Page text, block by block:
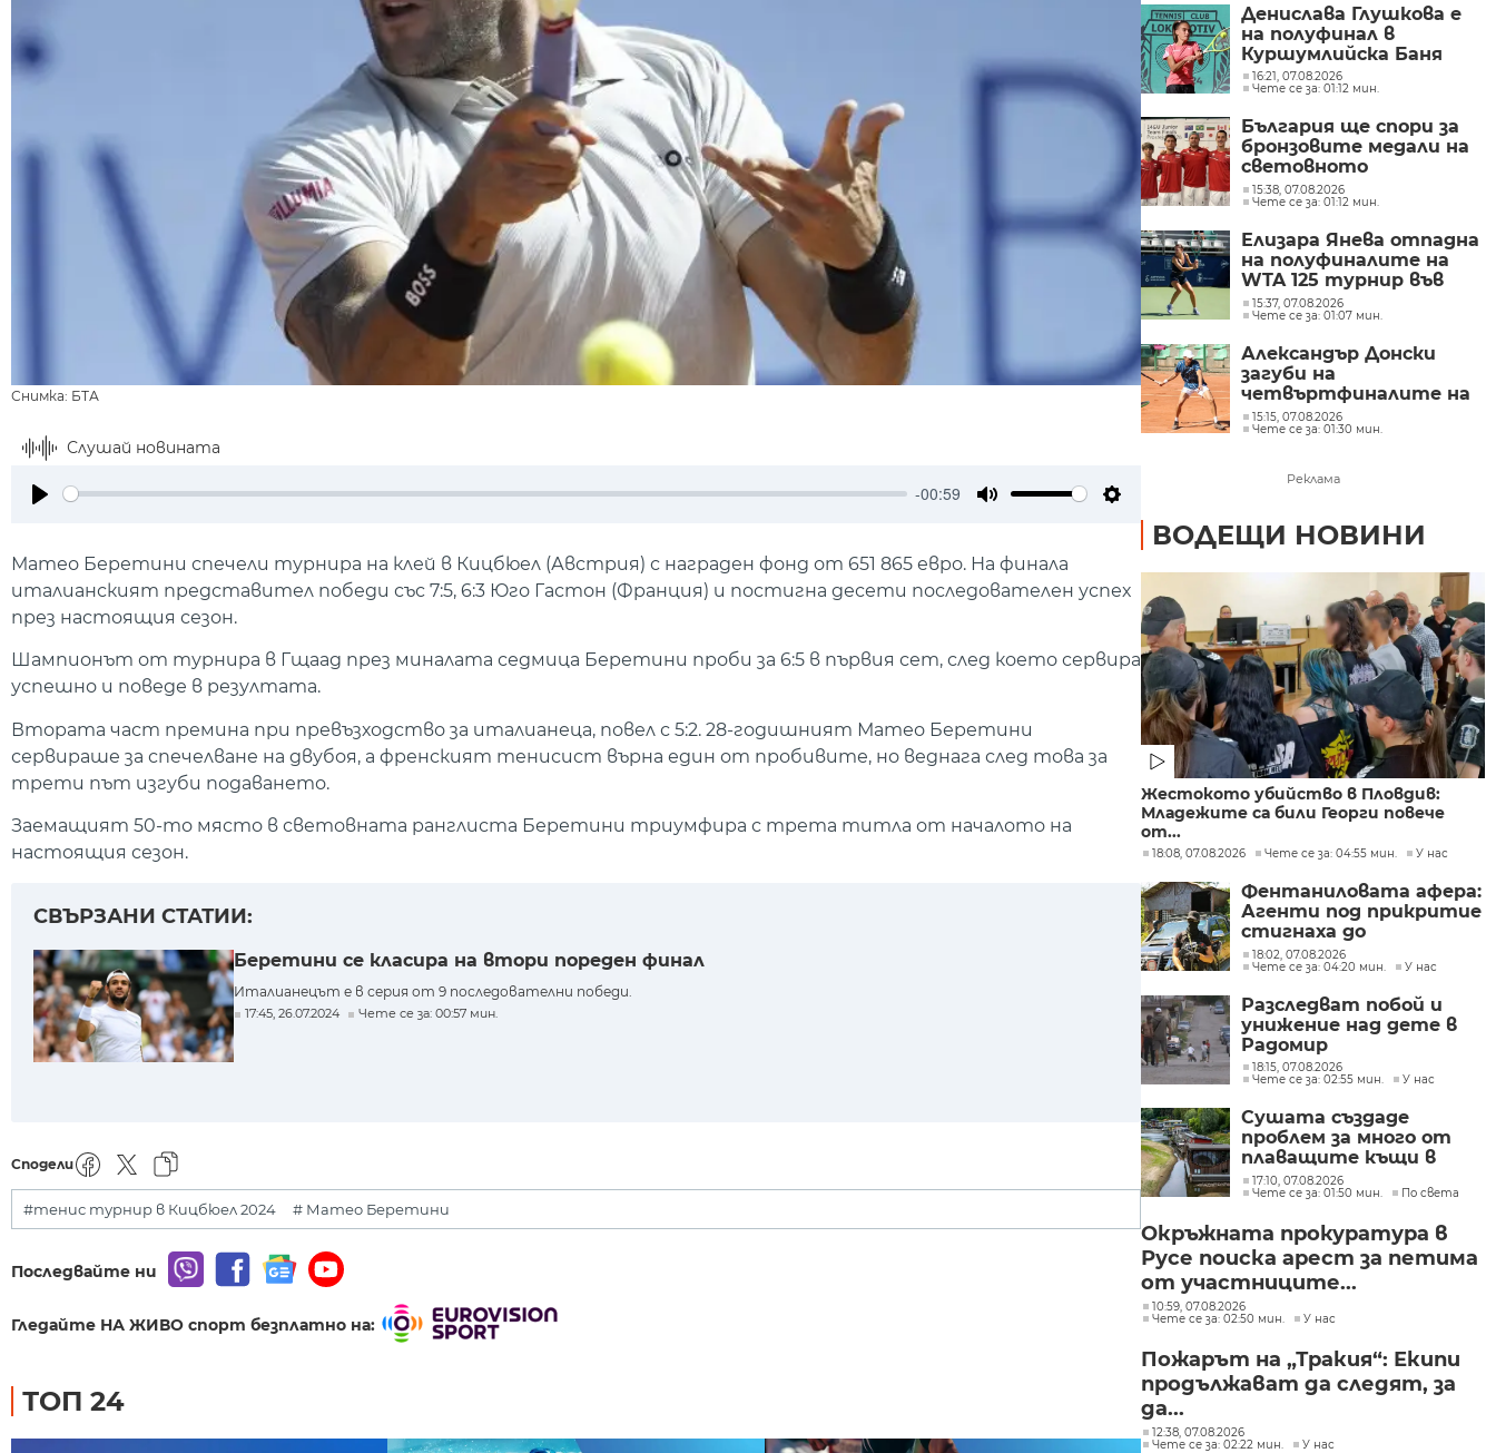
Снимка: БТА
Слушай новината
-00:59
Settings
Матео Беретини спечели турнира на клей в Кицбюел (Австрия) с награден фонд от 651 865 евро. На финала
италианският представител победи със 7:5, 6:3 Юго Гастон (Франция) и постигна десети последователен успех
през настоящия сезон.
Шампионът от турнира в Гщаад през миналата седмица Беретини проби за 6:5 в първия сет, след което сервира
успешно и поведе в резултата.
Втората част премина при превъзходство за италианеца, повел с 5:2. 28-годишният Матео Беретини
сервираше за спечелване на двубоя, а френският тенисист върна един от пробивите, но веднага след това за
трети път изгуби подаването.
Заемащият 50-то място в световната ранглиста Беретини триумфира с трета титла от началото на
настоящия сезон.
СВЪРЗАНИ СТАТИИ:
Беретини се класира на втори пореден финал
Италианецът е в серия от 9 последователни победи.
17:45, 26.07.2024 Чете се за: 00:57 мин.
Сподели
#тенис турнир в Кицбюел 2024 # Матео Беретини
Последвайте ни
Гледайте НА ЖИВО спорт безплатно на:
ТОП 24
Денислава Глушкова е
на полуфинал в
Куршумлийска Баня
16:21, 07.08.2026
Чете се за: 01:12 мин.
България ще спори за
бронзовите медали на
световното
първенство по тенис
за юноши до 14 г.
15:38, 07.08.2026
Чете се за: 01:12 мин.
Елизара Янева отпадна
на полуфиналите на
WTA 125 турнир във
Варшава, но ще запише
нов рекорден ранкинг
15:37, 07.08.2026
Чете се за: 01:07 мин.
Александър Донски
загуби на
четвъртфиналите на
тенис турнира от
сериите „Чалънджър
Мазовецки (Полша)
15:15, 07.08.2026
Чете се за: 01:30 мин.
Реклама
ВОДЕЩИ НОВИНИ
Жестокото убийство в Пловдив:
Младежите са били Георги повече
от...
18:08, 07.08.2026 Чете се за: 04:55 мин. У нас
Фентаниловата афера:
Агенти под прикритие
стигнаха до
лабораторията във
„Факултета“
18:02, 07.08.2026
Чете се за: 04:20 мин.
У нас
Разследват побой и
унижение над дете в
Радомир
18:15, 07.08.2026
Чете се за: 02:55 мин.
У нас
Сушата създаде
проблем за много от
плаващите къщи в
Нидерландия
17:10, 07.08.2026
Чете се за: 01:50 мин.
По света
Окръжната прокуратура в
Русе поиска арест за петима
от участниците...
10:59, 07.08.2026
Чете се за: 02:50 мин.
У нас
Пожарът на „Тракия“: Екипи
продължават да следят, за
да...
12:38, 07.08.2026
Чете се за: 02:22 мин.
У нас